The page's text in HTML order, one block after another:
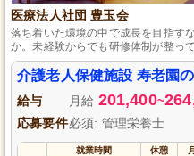
医療法人社団 豊玉会
落ち着いた環境の中で成長を目指す
か。未経験からでも研修体制が整っ
プをサポートします。各種手当や福
送りながら、地域社会に貢献できる
介護老人保健施設 寿老園
給与 月給 201,400~
応募要件必須: 管理栄養士
就業時間 休憩 月